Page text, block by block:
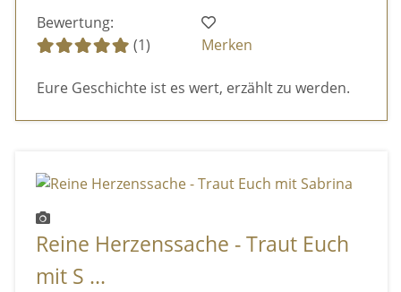
Bewertung:
(1)
Merken
Eure Geschichte ist es wert, erzählt zu werden.
Reine Herzenssache - Traut Euch
mit S ...